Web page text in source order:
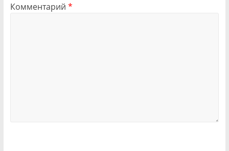
Комментарий *